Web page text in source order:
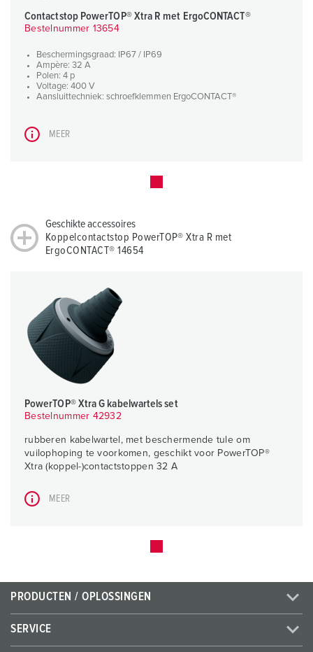
Contactstop PowerTOP® Xtra R met ErgoCONTACT®
Bestelnummer 13654
Beschermingsgraad: IP67 / IP69
Ampère: 32 A
Polen: 4 p
Voltage: 400 V
Aansluittechniek: schroefklemmen ErgoCONTACT®
MEER
Geschikte accessoires
Koppelcontactstop PowerTOP® Xtra R met
ErgoCONTACT® 14654
PowerTOP® Xtra G kabelwartels set
Bestelnummer 42932
rubberen kabelwartel, met beschermende tule om
vuilophoping te voorkomen, geschikt voor PowerTOP®
Xtra (koppel-)contactstoppen 32 A
MEER
PRODUCTEN / OPLOSSINGEN
SERVICE